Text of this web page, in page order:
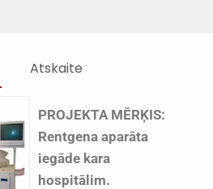
Atskaite
PROJEKTA MĒRĶIS:
Rentgena aparāta
iegāde kara
hospitālim.